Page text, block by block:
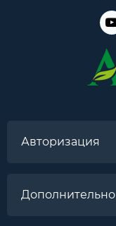
Авторизация
Дополнительно